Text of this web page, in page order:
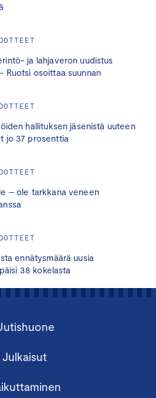
ja lahjaveron uudistus
Ruotsi osoittaa suunnan
hallituksen jäsenistä uuteen
jo 37 prosenttia
– ole tarkkana veneen
ennätysmäärä uusia
38 kokelasta
Julkaisut